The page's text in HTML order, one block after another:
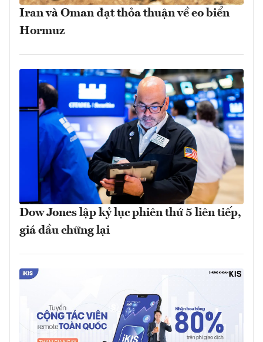
Iran và Oman đạt thỏa thuận về eo biển
Hormuz
Dow Jones lập kỷ lục phiên thứ 5 liên tiếp,
giá dầu chững lại